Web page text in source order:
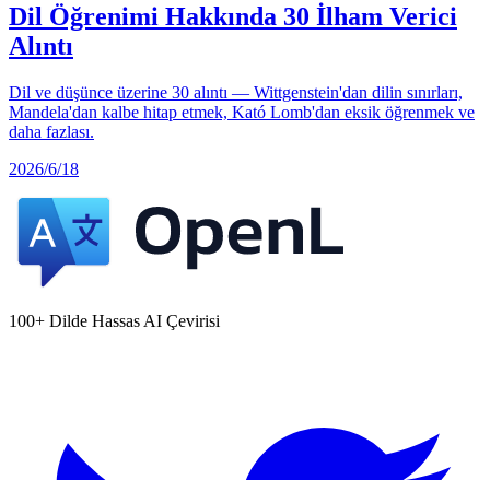
Dil Öğrenimi Hakkında 30 İlham Verici
Alıntı
Dil ve düşünce üzerine 30 alıntı — Wittgenstein'dan dilin sınırları,
Mandela'dan kalbe hitap etmek, Kató Lomb'dan eksik öğrenmek ve
daha fazlası.
2026/6/18
100+ Dilde Hassas AI Çevirisi